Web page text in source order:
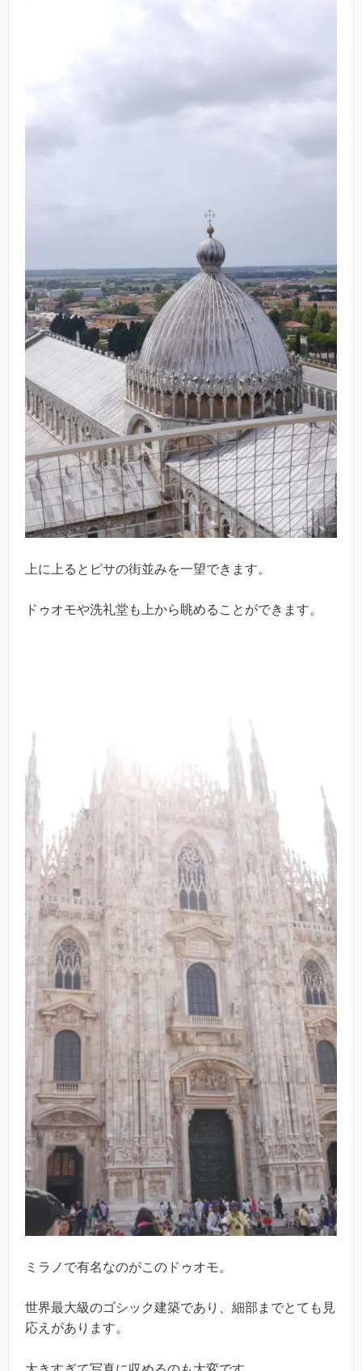
上に上るとピサの街並みを一望できます。
ドゥオモや洗礼堂も上から眺めることができます。
ミラノで有名なのがこのドゥオモ。
世界最大級のゴシック建築であり、細部までとても見
応えがあります。